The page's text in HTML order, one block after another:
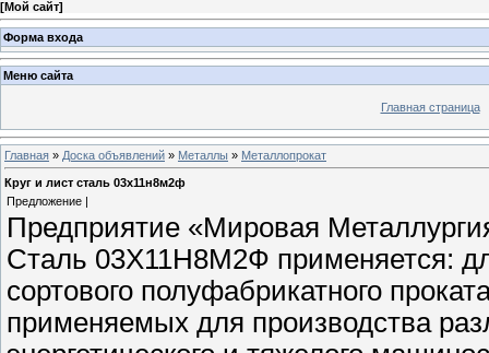
[Мой сайт]
Форма входа
Меню сайта
Главная страница
Главная » Доска объявлений » Металлы » Металлопрокат
Круг и лист сталь 03х11н8м2ф
Предложение |
Предприятие «Мировая
Сталь 03Х11Н8М2Ф применяется:
сортового полуфабрикатного
применяемых для производства